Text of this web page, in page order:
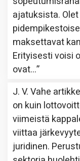
ajatuksista.
maksettavat
Erityisesti voisi
ovat…”
J. V. Vahe
on kuin
viimeistä
viittaa
juridinen.